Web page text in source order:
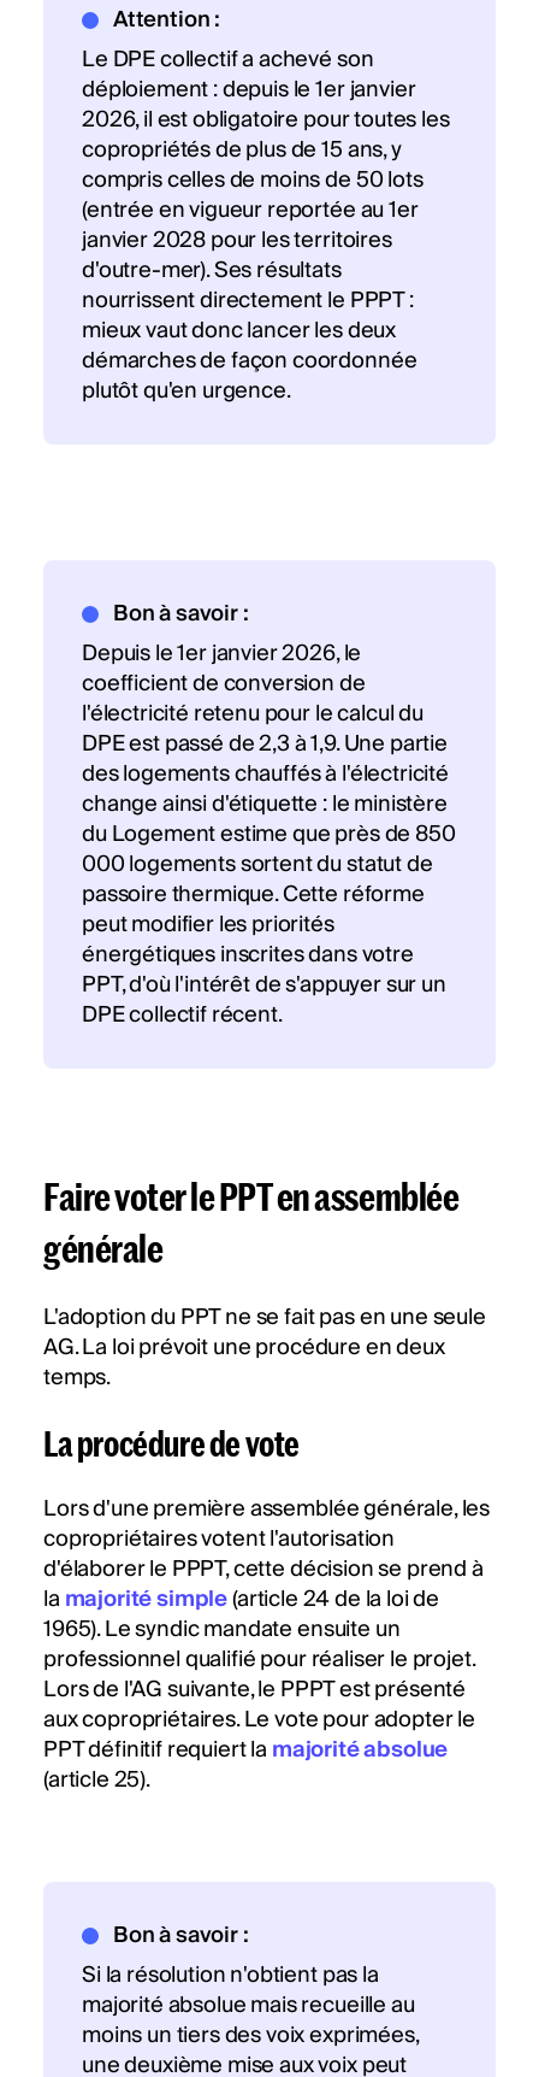
Attention :
Le DPE collectif a achevé son
déploiement : depuis le 1er janvier
2026, il est obligatoire pour toutes les
copropriétés de plus de 15 ans, y
compris celles de moins de 50 lots
(entrée en vigueur reportée au 1er
janvier 2028 pour les territoires
d'outre-mer). Ses résultats
nourrissent directement le PPPT :
mieux vaut donc lancer les deux
démarches de façon coordonnée
plutôt qu'en urgence.
Bon à savoir :
Depuis le 1er janvier 2026, le
coefficient de conversion de
l'électricité retenu pour le calcul du
DPE est passé de 2,3 à 1,9. Une partie
des logements chauffés à l'électricité
change ainsi d'étiquette : le ministère
du Logement estime que près de 850
000 logements sortent du statut de
passoire thermique. Cette réforme
peut modifier les priorités
énergétiques inscrites dans votre
PPT, d'où l'intérêt de s'appuyer sur un
DPE collectif récent.
Faire voter le PPT en assemblée
générale
L'adoption du PPT ne se fait pas en une seule
AG. La loi prévoit une procédure en deux
temps.
La procédure de vote
Lors d'une première assemblée générale, les
copropriétaires votent l'autorisation
d'élaborer le PPPT, cette décision se prend à
lamajorité simple(article 24 de la loi de
1965). Le syndic mandate ensuite un
professionnel qualifié pour réaliser le projet.
Lors de l'AG suivante, le PPPT est présenté
aux copropriétaires. Le vote pour adopter le
PPT définitif requiert lamajorité absolue
(article 25).
Bon à savoir :
Si la résolution n'obtient pas la
majorité absolue mais recueille au
moins un tiers des voix exprimées,
une deuxième mise aux voix peut